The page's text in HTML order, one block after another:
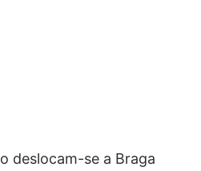
deslocam-se a Braga